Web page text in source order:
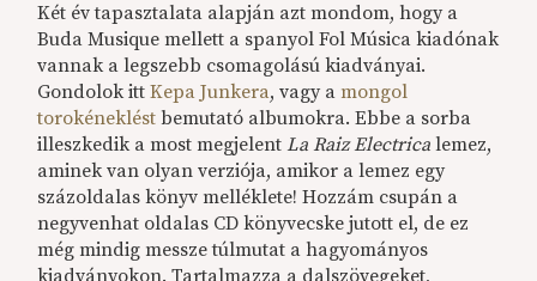
Két év tapasztalata alapján azt mondom, hogy a
Buda Musique mellett a spanyol Fol Música kiadónak
vannak a legszebb csomagolású kiadványai.
Gondolok ittKepa Junkera, vagy a mongol
torokéneklést bemutató albumokra. Ebbe a sorba
illeszkedik a most megjelentLa Raiz Electricalemez,
aminek van olyan verziója, amikor a lemez egy
százoldalas könyv melléklete! Hozzám csupán a
negyvenhat oldalas CD könyvecske jutott el, de ez
még mindig messze túlmutat a hagyományos